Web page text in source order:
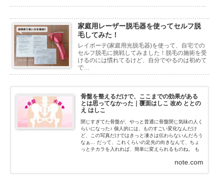
家庭用レーザー脱毛器を使ってセルフ脱
毛してみた！
レイボーテ(家庭用光脱毛器)を使って、自宅での
セルフ脱毛に挑戦してみました！脱毛の施術を受
けるのには慣れてるけど、自分でやるのは初めて
で…
骨盤を整えるだけで、ここまでの効果がある
とは思ってなかった｜覆面はしこ 改め ととの
え はしこ
閉じすぎてた骨盤が、やっと普通に骨盤閉じ気味の人く
らいになった♪ 個人的には、ものすごい変化なんだけ
ど、この写真だけではきっと凄さは伝わらないんだろう
なぁ… だって、これくらいの足先の向きなんて、ちょ
っとチカラを入れれば、簡単に変えられるものね。 も
note.com